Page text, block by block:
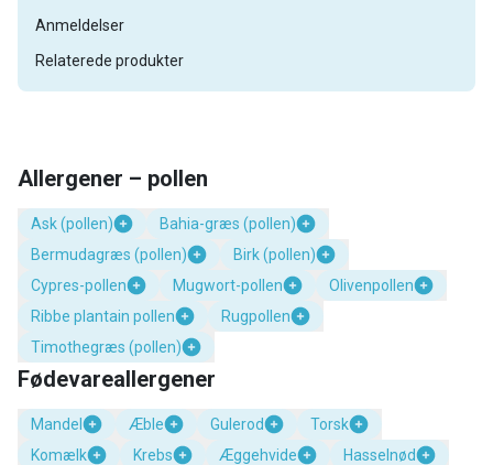
Allergener – pollen
Ask (pollen)
Bahia-græs (pollen)
Bermudagræs (pollen)
Birk (pollen)
Cypres-pollen
Mugwort-pollen
Olivenpollen
Ribbe plantain pollen
Rugpollen
Timothegræs (pollen)
Fødevareallergener
Mandel Æble Gulerod
Torsk
Komælk
Krebs Æggehvide
Hasselnød
Anmeldelser
Relaterede produkter